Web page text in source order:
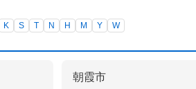
K S T N H M Y W
朝霞市